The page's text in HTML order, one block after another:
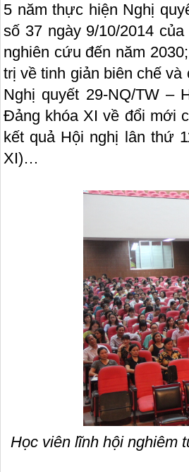
5 năm thực hiện Nghị
số 37 ngày 9/10/2014
nghiên cứu đến năm
trị về tinh giản biên chế
Nghị quyết 29-NQ/TW –
Đảng khóa XI về đổi mới
kết quả Hội nghị lân thứ
XI)…
Học viên lĩnh hội nghiêm